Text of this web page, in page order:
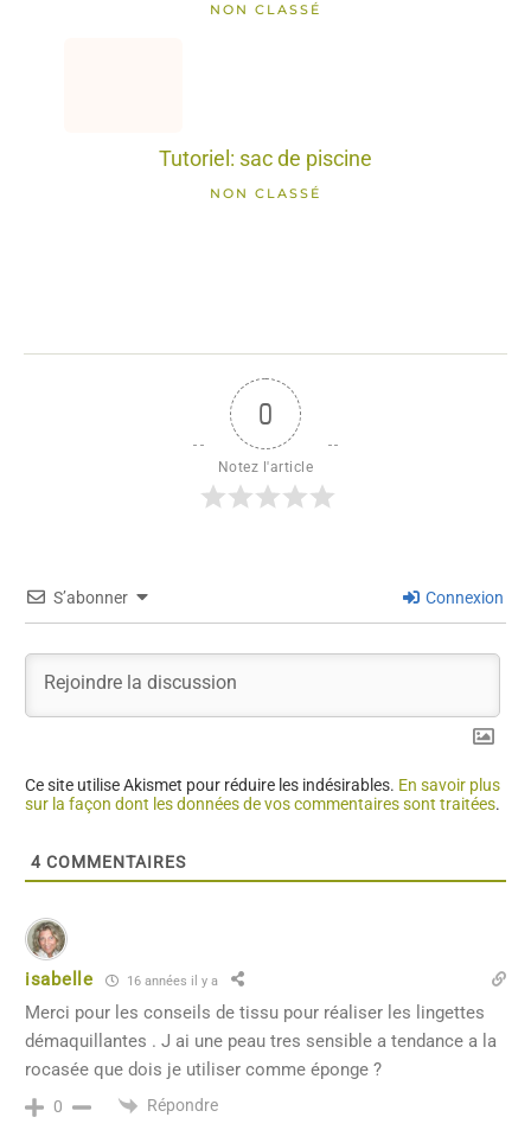
NON CLASSÉ
Tutoriel: sac de piscine
NON CLASSÉ
0
Notez l'article
S’abonner Connexion
Ce site utilise Akismet pour réduire les indésirables. En savoir plus
sur la façon dont les données de vos commentaires sont traitées.
4 COMMENTAIRES
isabelle 16 années il y a
Merci pour les conseils de tissu pour réaliser les lingettes
démaquillantes . J ai une peau tres sensible a tendance a la
rocasée que dois je utiliser comme éponge ?
0 Répondre